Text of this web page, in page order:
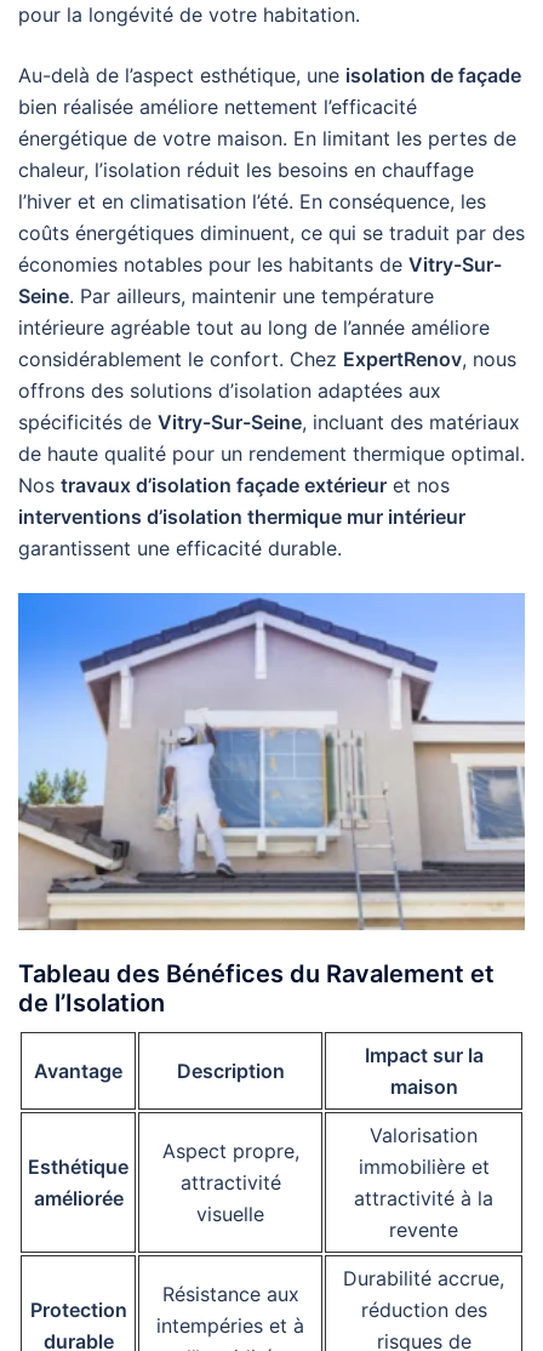
pour la longévité de votre habitation.
Au-delà de l’aspect esthétique, une isolation de façade
bien réalisée améliore nettement l’efficacité
énergétique de votre maison. En limitant les pertes de
chaleur, l’isolation réduit les besoins en chauffage
l’hiver et en climatisation l’été. En conséquence, les
coûts énergétiques diminuent, ce qui se traduit par des
économies notables pour les habitants de Vitry-Sur-
Seine. Par ailleurs, maintenir une température
intérieure agréable tout au long de l’année améliore
considérablement le confort. Chez ExpertRenov, nous
offrons des solutions d’isolation adaptées aux
spécificités de Vitry-Sur-Seine, incluant des matériaux
de haute qualité pour un rendement thermique optimal.
Nos travaux d’isolation façade extérieur et nos
interventions d’isolation thermique mur intérieur
garantissent une efficacité durable.
Tableau des Bénéfices du Ravalement et
de l’Isolation
Avantage Description
Impact sur la
maison
Esthétique
améliorée
Aspect propre,
attractivité
visuelle
Valorisation
immobilière et
attractivité à la
revente
Protection
durable
Résistance aux
intempéries et à
Durabilité accrue,
réduction des
risques de